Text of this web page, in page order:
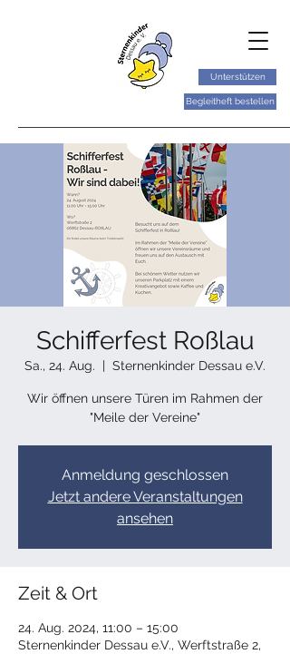
Unterstützen
Begleitheft bestellen
Schifferfest Roßlau
Sa., 24. Aug.
  |
Sternenkinder Dessau e.V.
Wir öffnen unsere Türen im Rahmen der
"Meile der Vereine"
Anmeldung geschlossen
Jetzt andere Veranstaltungen
ansehen
Zeit & Ort
24. Aug. 2024, 11:00 – 15:00
Sternenkinder Dessau e.V., Werftstraße 2,